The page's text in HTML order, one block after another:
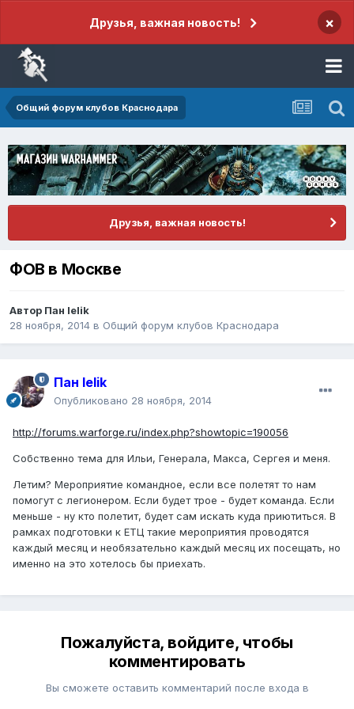
Друзья, важная новость! ×
Общий форум клубов Краснодара
Друзья, важная новость!
ФОВ в Москве
Автор Пан lelik
28 ноября, 2014 в Общий форум клубов Краснодара
Пан lelik
Опубликовано 28 ноября, 2014
http://forums.warforge.ru/index.php?showtopic=190056
Собственно тема для Ильи, Генерала, Макса, Сергея и меня.
Летим? Мероприятие командное, если все полетят то нам
помогут с легионером. Если будет трое - будет команда. Если
меньше - ну кто полетит, будет сам искать куда приютиться. В
рамках подготовки к ЕТЦ такие мероприятия проводятся
каждый месяц и необязательно каждый месяц их посещать, но
именно на это хотелось бы приехать.
Пожалуйста, войдите, чтобы
комментировать
Вы сможете оставить комментарий после входа в